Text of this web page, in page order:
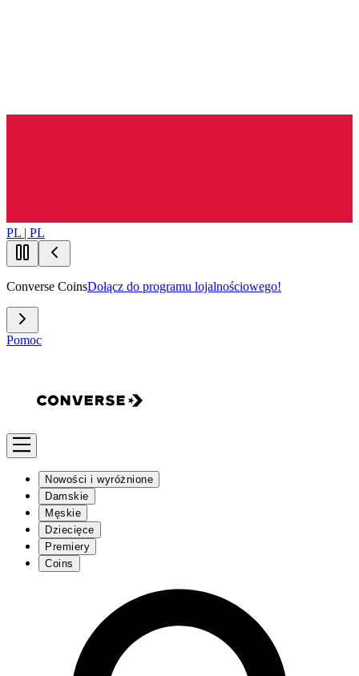
PL | PL
Converse CoinsDołącz do programu lojalnościowego!
Pomoc
Nowości i wyróżnione
Damskie
Męskie
Dziecięce
Premiery
Coins